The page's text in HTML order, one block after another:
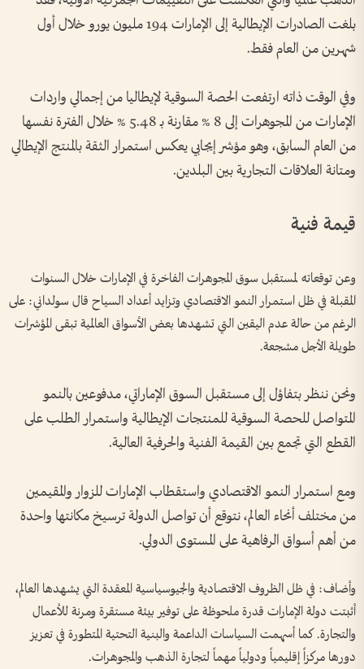
بلغت الصادرات الإيطالية إلى الإمارات 194 مليون يورو خلال أول
شهرين من العام فقط.
وفي الوقت ذاته ارتفعت الحصة السوقية لإيطاليا من إجمالي واردات
الإمارات من المجوهرات إلى 8 % مقارنة بـ 5.48 % خلال الفترة نفسها
من العام السابق، وهو مؤشر إيجابي يعكس استمرار الثقة بالمنتج الإيطالي
ومتانة العلاقات التجارية بين البلدين.
قيمة فنية
وعن توقعاته لمستقبل سوق المجوهرات الفاخرة في الإمارات خلال السنوات
المقبلة في ظل استمرار النمو الاقتصادي وتزايد أعداد السياح قال سولداني: على
الرغم من حالة عدم اليقين التي تشهدها بعض الأسواق العالمية تبقى المؤشرات
طويلة الأجل مشجعة.
ونحن ننظر بتفاؤل إلى مستقبل السوق الإماراتي، مدفوعين بالنمو
المتواصل للحصة السوقية للمنتجات الإيطالية واستمرار الطلب على
القطع التي تجمع بين القيمة الفنية والحرفية العالية.
ومع استمرار النمو الاقتصادي واستقطاب الإمارات للزوار والمقيمين
من مختلف أنحاء العالم، نتوقع أن تواصل الدولة ترسيخ مكانتها واحدة
من أهم أسواق الرفاهية على المستوى الدولي.
وأضاف: في ظل الظروف الاقتصادية والجيوسياسية المعقدة التي يشهدها العالم،
أثبتت دولة الإمارات قدرة ملحوظة على توفير بيئة مستقرة ومرنة للأعمال
والتجارة. كما أسهمت السياسات الداعمة والبنية التحتية المتطورة في تعزيز
دورها مركزاً إقليمياً ودولياً مهماً لتجارة الذهب والمجوهرات.